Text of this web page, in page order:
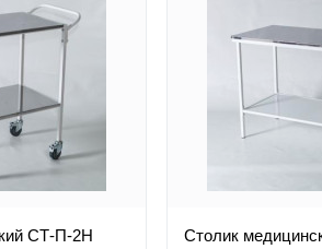
СТ-П-2Н
Столик